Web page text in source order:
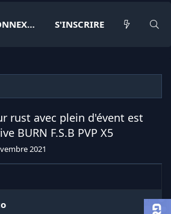
CONNEXION S'INSCRIRE
rust avec plein d'évent est
BURN F.S.B PVP X5
2021